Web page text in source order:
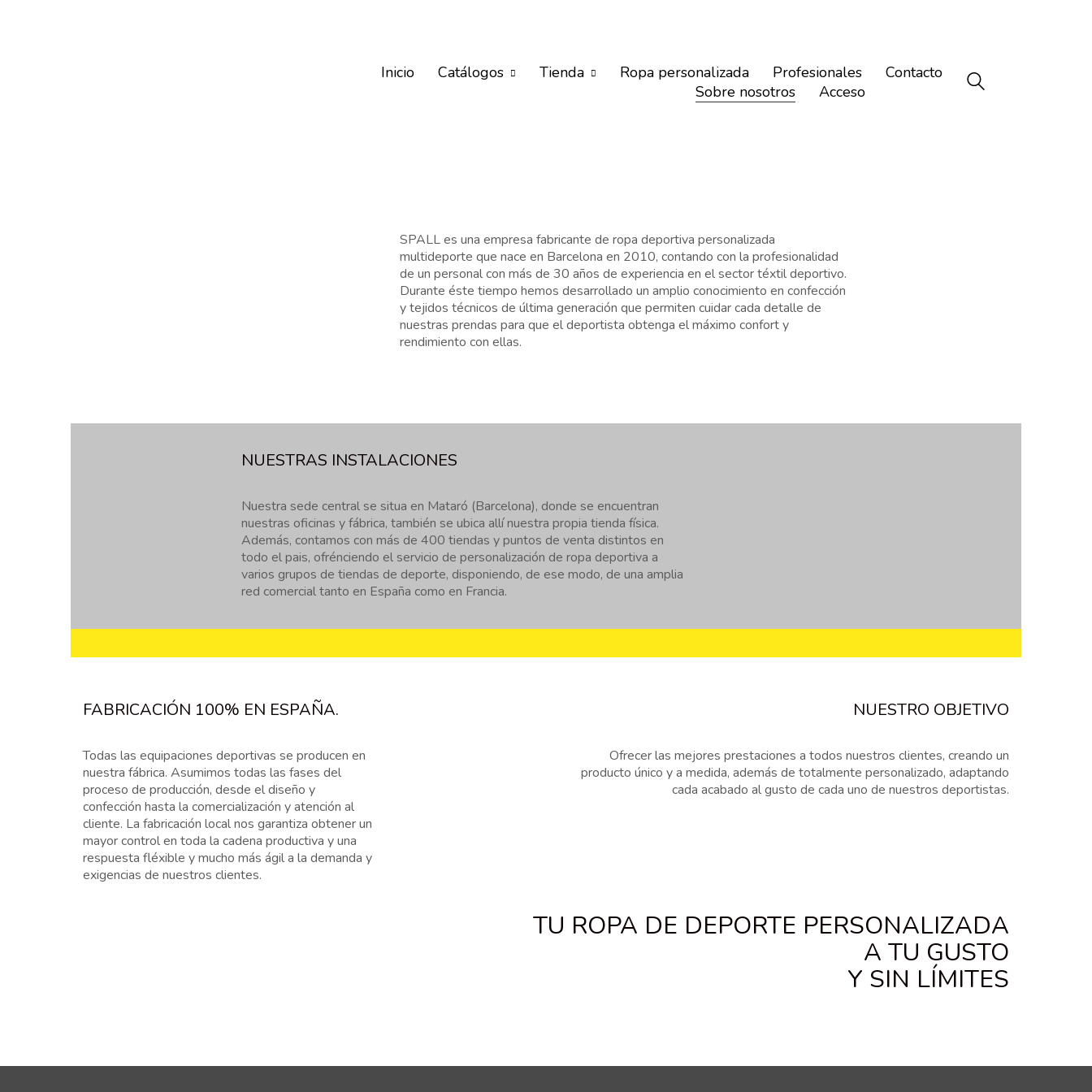
Inicio Catálogos Tienda Ropa personalizada Profesionales
Contacto
Sobre nosotros
Acceso
SPALL es una empresa fabricante de ropa deportiva personalizada
multideporte que nace en Barcelona en 2010, contando con la profesionalidad
de un personal con más de 30 años de experiencia en el sector téxtil deportivo.
Durante éste tiempo hemos desarrollado un amplio conocimiento en confección
y tejidos técnicos de última generación que permiten cuidar cada detalle de
nuestras prendas para que el deportista obtenga el máximo confort y
rendimiento con ellas.
NUESTRAS INSTALACIONES
Nuestra sede central se situa en Mataró (Barcelona), donde se encuentran
nuestras oficinas y fábrica, también se ubica allí nuestra propia tienda física.
Además, contamos con más de 400 tiendas y puntos de venta distintos en
todo el pais, ofrénciendo el servicio de personalización de ropa deportiva a
varios grupos de tiendas de deporte, disponiendo, de ese modo, de una amplia
red comercial tanto en España como en Francia.
FABRICACIÓN 100% EN ESPAÑA.
Todas las equipaciones deportivas se producen en
nuestra fábrica. Asumimos todas las fases del
proceso de producción, desde el diseño y
confección hasta la comercialización y atención al
cliente. La fabricación local nos garantiza obtener un
mayor control en toda la cadena productiva y una
respuesta fléxible y mucho más ágil a la demanda y
exigencias de nuestros clientes.
NUESTRO OBJETIVO
Ofrecer las mejores prestaciones a todos nuestros clientes, creando un
producto único y a medida, además de totalmente personalizado, adaptando
cada acabado al gusto de cada uno de nuestros deportistas.
TU ROPA DE DEPORTE PERSONALIZADA
A TU GUSTO
Y SIN LÍMITES